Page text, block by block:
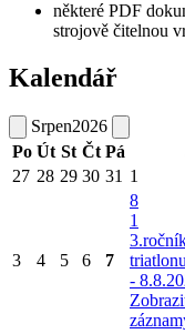
některé PDF
strojově čitelnou
Kalendář
Srpen2026
Po Út St Čt Pá
27 28 29 30 31 1
3 4 5 6 7
8
1
-